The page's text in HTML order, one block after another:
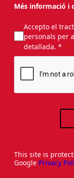
Més informació i
Accepto el
personals per
detallada. *
This site is
Google Privacy